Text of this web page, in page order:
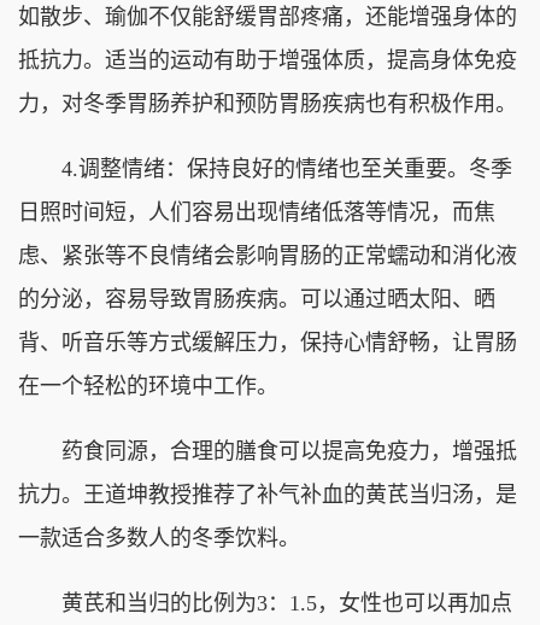
如散步、瑜伽不仅能舒缓胃部疼痛，还能增强身体的
抵抗力。适当的运动有助于增强体质，提高身体免疫
力，对冬季胃肠养护和预防胃肠疾病也有积极作用。
4.调整情绪：保持良好的情绪也至关重要。冬季
日照时间短，人们容易出现情绪低落等情况，而焦
虑、紧张等不良情绪会影响胃肠的正常蠕动和消化液
的分泌，容易导致胃肠疾病。可以通过晒太阳、晒
背、听音乐等方式缓解压力，保持心情舒畅，让胃肠
在一个轻松的环境中工作。
药食同源，合理的膳食可以提高免疫力，增强抵
抗力。王道坤教授推荐了补气补血的黄芪当归汤，是
一款适合多数人的冬季饮料。
黄芪和当归的比例为3：1.5，女性也可以再加点